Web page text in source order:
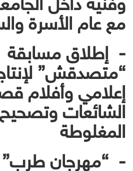
مع عام الأسرة
- إطلاق مسابقة
“متصدقش”
إعلامي وأفلام
الشائعات
المغلوطة
- “مهرجان